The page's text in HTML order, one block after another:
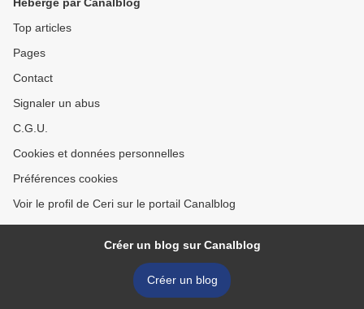
Top articles
Pages
Contact
Signaler un abus
C.G.U.
Cookies et données personnelles
Préférences cookies
Voir le profil de Ceri sur le portail Canalblog
Créer un blog sur Canalblog
Créer un blog